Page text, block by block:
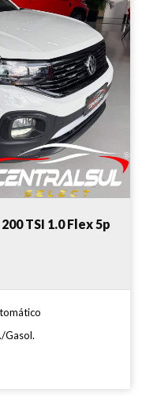
TSI 1.0 Flex 5p
Gasol.